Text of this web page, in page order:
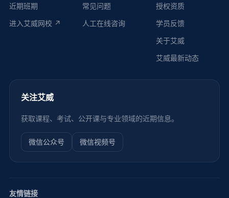
近期班期
进入艾威网校 ↗
常见问题
人工在线咨询
授权资质
学员反馈
关于艾威
艾威最新动态
关注艾威
获取课程、考试、公开课与专业领域的近期信息。
微信公众号 微信视频号
友情链接